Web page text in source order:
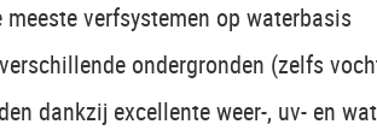
verfsystemen op waterbasis
ondergronden (zelfs
dankzij excellente weer-, uv- en